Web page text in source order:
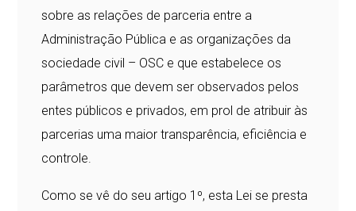
sobre as relações de parceria entre a
Administração Pública e as organizações da
sociedade civil – OSC e que estabelece os
parâmetros que devem ser observados pelos
entes públicos e privados, em prol de atribuir às
parcerias uma maior transparência, eficiência e
controle.
Como se vê do seu artigo 1º, esta Lei se presta